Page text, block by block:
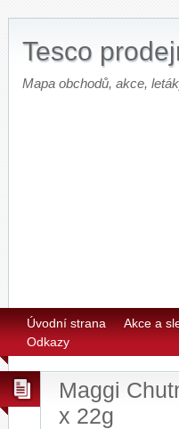
Tesco
Mapa obchodů, akce,
Úvodní strana Akce a
Odkazy
Maggi
x 22g